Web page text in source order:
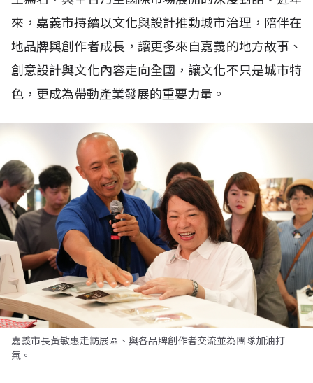
來，嘉義市持續以文化與設計推動城市治理，陪伴在
地品牌與創作者成長，讓更多來自嘉義的地方故事、
創意設計與文化內容走向全國，讓文化不只是城市特
色，更成為帶動產業發展的重要力量。
嘉義市長黃敏惠走訪展區、與各品牌創作者交流並為團隊加油打
氣。